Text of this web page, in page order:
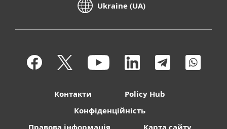
Ukraine (UA)
Контакти
Policy Hub
Конфіденційність
Правова інформація
Карта сайту